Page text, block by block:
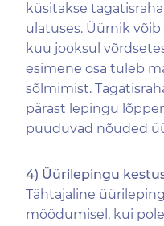
küsitakse
ulatuses. Üürnik
kuu jooksul
esimene osa tuleb
sõlmimist.
pärast lepingu
puuduvad nõuded
4) Üürilepingu
Tähtajaline
möödumisel, kui